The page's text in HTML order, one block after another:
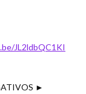
JL2ldbQC1KI
►